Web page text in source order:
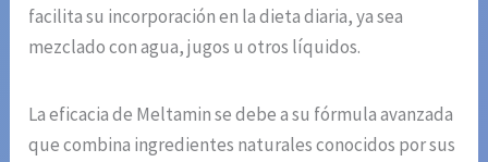
facilita su incorporación en la dieta diaria, ya sea
mezclado con agua, jugos u otros líquidos.
La eficacia de Meltamin se debe a su fórmula avanzada
que combina ingredientes naturales conocidos por sus